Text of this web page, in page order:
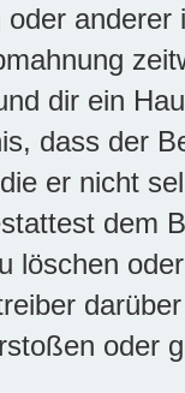
oder
dir ein
dass der
er nicht
dem
löschen
oder